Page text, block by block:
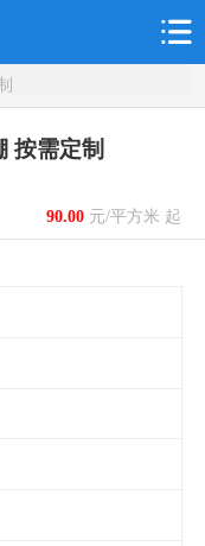
按需定制
90.00元/平方米 起